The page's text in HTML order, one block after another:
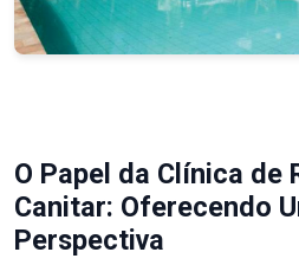
O Papel da Clínica de
Canitar: Oferecendo
Perspectiva